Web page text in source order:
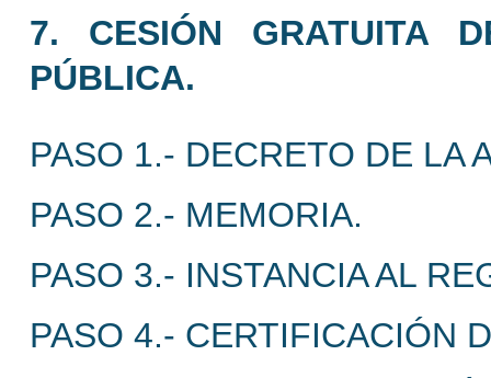
7. CESIÓN GRATUITA
PÚBLICA.
PASO 1.- DECRETO DE LA
PASO 2.- MEMORIA.
PASO 3.- INSTANCIA AL
PASO 4.- CERTIFICACIÓN